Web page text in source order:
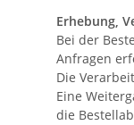
Erhebung,
Bei der
Anfragen
Die
Eine
die